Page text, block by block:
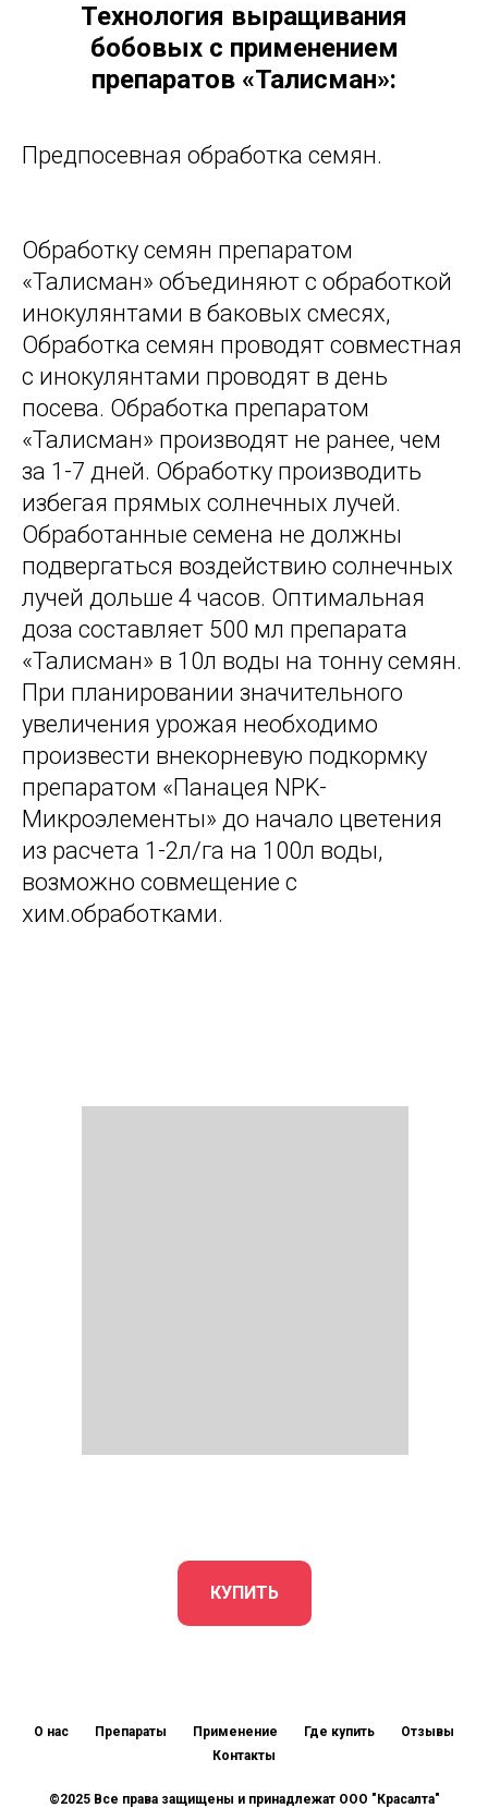
Технология выращивания
бобовых с применением
препаратов «Талисман»:
Предпосевная обработка семян.
Обработку семян препаратом
«Талисман» объединяют с обработкой
инокулянтами в баковых смесях,
Обработка семян проводят совместная
с инокулянтами проводят в день
посева. Обработка препаратом
«Талисман» производят не ранее, чем
за 1-7 дней. Обработку производить
избегая прямых солнечных лучей.
Обработанные семена не должны
подвергаться воздействию солнечных
лучей дольше 4 часов. Оптимальная
доза составляет 500 мл препарата
«Талисман» в 10л воды на тонну семян.
При планировании значительного
увеличения урожая необходимо
произвести внекорневую подкормку
препаратом «Панацея NPK-
Микроэлементы» до начало цветения
из расчета 1-2л/га на 100л воды,
возможно совмещение с
хим.обработками.
КУПИТЬ
О нас Препараты Применение Где купить
Отзывы
Контакты
©2025 Все права защищены и принадлежат ООО "Красалта"